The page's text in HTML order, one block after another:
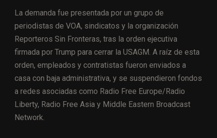
La demanda fue presentada por un grupo de
periodistas de VOA, sindicatos y la organización
Reporteros Sin Fronteras, tras la orden ejecutiva
firmada por Trump para cerrar la USAGM. A raíz de esta
orden, empleados y contratistas fueron enviados a
casa con baja administrativa, y se suspendieron fondos
a redes asociadas como Radio Free Europe/Radio
Liberty, Radio Free Asia y Middle Eastern Broadcast
Network.